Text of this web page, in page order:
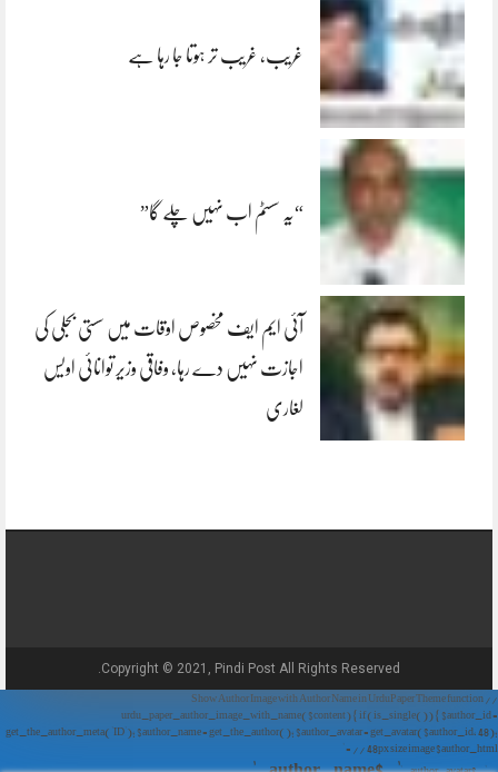
غریب، غریب تر ہوتا جا رہا ہے
“یہ سسٹم اب نہیں چلے گا”
آئی ایم ایف مخصوص اوقات میں سستی بجلی کی
اجازت نہیں دے رہا، وفاقی وزیر توانائی اویس
لغاری
Copyright © 2021, Pindi Post All Rights Reserved.
// Show Author Image with Author Name in UrduPaper Theme function
urdu_paper_author_image_with_name($content) { if (is_single()) { $author_id =
get_the_author_meta('ID'); $author_name = get_the_author(); $author_avatar = get_avatar($author_id, 48);
// 48px size image $author_html = '